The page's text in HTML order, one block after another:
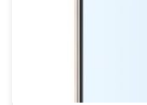
Sonntag gibt es bei
Kracherpreis von 135,-